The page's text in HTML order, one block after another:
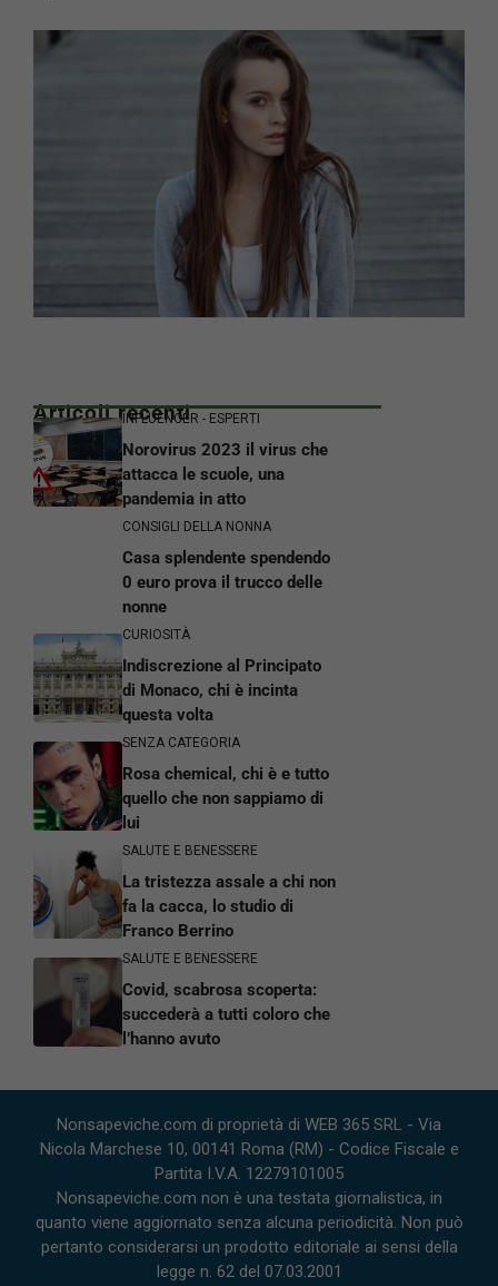
Articoli recentiINFLUENCER - ESPERTI
Norovirus 2023 il virus che
attacca le scuole, una
pandemia in atto
CONSIGLI DELLA NONNA
Casa splendente spendendo
0 euro prova il trucco delle
nonne
CURIOSITÀ
Indiscrezione al Principato
di Monaco, chi è incinta
questa volta
SENZA CATEGORIA
Rosa chemical, chi è e tutto
quello che non sappiamo di
lui
SALUTE E BENESSERE
La tristezza assale a chi non
fa la cacca, lo studio di
Franco Berrino
SALUTE E BENESSERE
Covid, scabrosa scoperta:
succederà a tutti coloro che
l’hanno avuto
Nonsapeviche.com di proprietà di WEB 365 SRL - Via
Nicola Marchese 10, 00141 Roma (RM) - Codice Fiscale e
Partita I.V.A. 12279101005
Nonsapeviche.com non è una testata giornalistica, in
quanto viene aggiornato senza alcuna periodicità. Non può
pertanto considerarsi un prodotto editoriale ai sensi della
legge n. 62 del 07.03.2001